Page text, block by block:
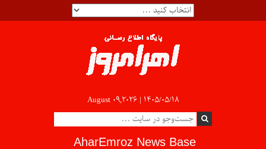
August 09,2026 | ۱۴۰۵/۰۵/۱۸
AharEmroz News Base